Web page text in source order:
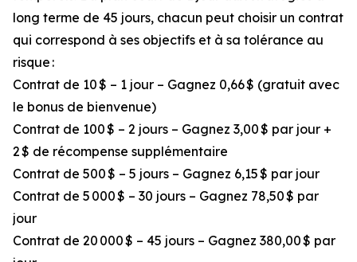
long terme de 45 jours, chacun peut choisir un contrat
qui correspond à ses objectifs et à sa tolérance au
risque :
Contrat de 10 $ – 1 jour – Gagnez 0,66 $ (gratuit avec
le bonus de bienvenue)
Contrat de 100 $ – 2 jours – Gagnez 3,00 $ par jour +
2 $ de récompense supplémentaire
Contrat de 500 $ – 5 jours – Gagnez 6,15 $ par jour
Contrat de 5 000 $ – 30 jours – Gagnez 78,50 $ par
jour
Contrat de 20 000 $ – 45 jours – Gagnez 380,00 $ par